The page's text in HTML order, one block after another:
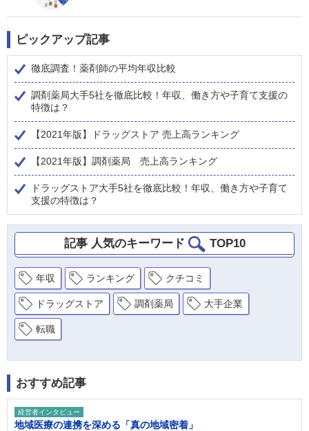
ピックアップ記事
徹底調査！薬剤師の平均年収比較
調剤薬局大手5社を徹底比較！年収、働き方や子育て支援の
特徴は？
【2021年版】ドラッグストア 売上高ランキング
【2021年版】調剤薬局 売上高ランキング
ドラッグストア大手5社を徹底比較！年収、働き方や子育て
支援の特徴は？
記事 人気のキーワード TOP10
年収 ランキング クチコミ
ドラッグストア 調剤薬局 大手企業
転職
おすすめ記事
経営者インタビュー
地域医療の連携を深める「真の地域密着」